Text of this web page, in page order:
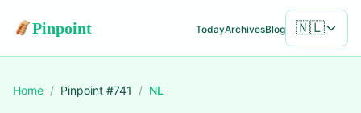
Pinpoint TodayArchivesBlog 🇳🇱
Home / Pinpoint #741 / NL